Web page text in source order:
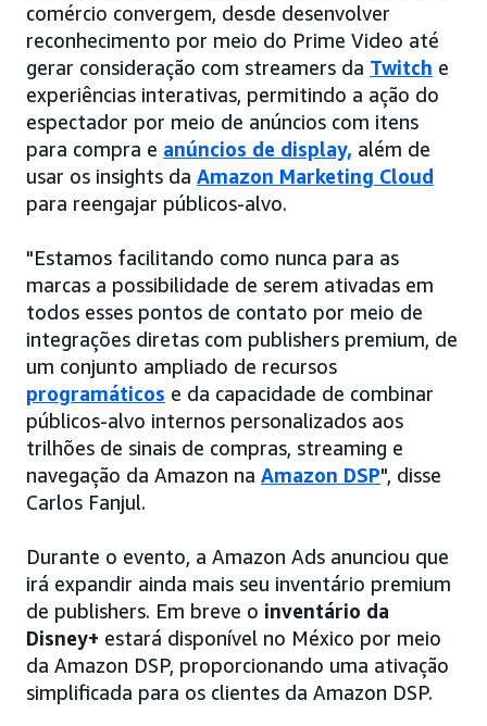
comércio convergem, desde desenvolver
reconhecimento por meio do Prime Video até
gerar consideração com streamers da Twitch e
experiências interativas, permitindo a ação do
espectador por meio de anúncios com itens
para compra e anúncios de display, além de
usar os insights da Amazon Marketing Cloud
para reengajar públicos-alvo.
"Estamos facilitando como nunca para as
marcas a possibilidade de serem ativadas em
todos esses pontos de contato por meio de
integrações diretas com publishers premium, de
um conjunto ampliado de recursos
programáticos e da capacidade de combinar
públicos-alvo internos personalizados aos
trilhões de sinais de compras, streaming e
navegação da Amazon na Amazon DSP", disse
Carlos Fanjul.
Durante o evento, a Amazon Ads anunciou que
irá expandir ainda mais seu inventário premium
de publishers. Em breve o inventário da
Disney+ estará disponível no México por meio
da Amazon DSP, proporcionando uma ativação
simplificada para os clientes da Amazon DSP.